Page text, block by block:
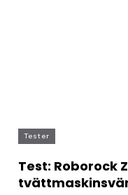
Tester
Test: Roborock